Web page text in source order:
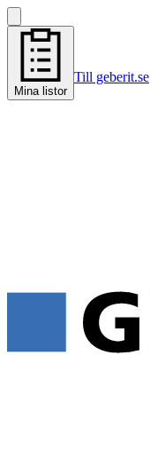
Mina listor
Till geberit.se